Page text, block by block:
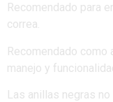
Recomendado para
correa.
Recomendado
manejo y
Las anillas negras